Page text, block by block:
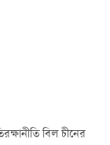
বিল চীনের